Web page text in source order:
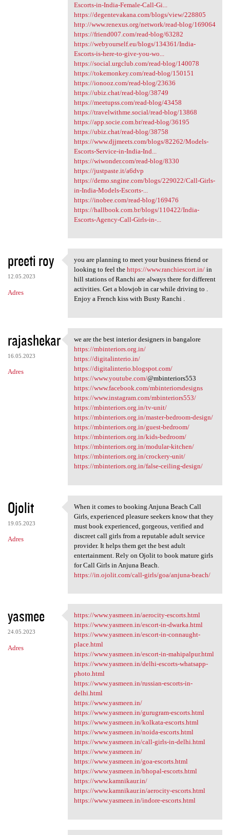
Escorts-in-India-Female-Call-Gi...
https://degentevakana.com/blogs/view/228805
http://www.renexus.org/network/read-blog/169064
https://friend007.com/read-blog/63282
https://webyourself.eu/blogs/134361/India-
Escorts-is-here-to-give-you-wo...
https://social.urgclub.com/read-blog/140078
https://tokemonkey.com/read-blog/150151
https://ionooz.com/read-blog/23636
https://ubiz.chat/read-blog/38749
https://meetupss.com/read-blog/43458
https://travelwithme.social/read-blog/13868
https://app.socie.com.br/read-blog/36195
https://ubiz.chat/read-blog/38758
https://www.djjmeets.com/blogs/82262/Models-
Escorts-Service-in-India-Ind...
https://wiwonder.com/read-blog/8330
https://justpaste.it/a6dvp
https://demo.sngine.com/blogs/229022/Call-Girls-
in-India-Models-Escorts-...
https://inobee.com/read-blog/169476
https://hallbook.com.br/blogs/110422/India-
Escorts-Agency-Call-Girls-in-...
preeti roy
12.05.2023
Adres
you are planning to meet your
you are planning to meet your business friend or
looking to feel the https://www.ranchiescort.in/in
hill stations of Ranchi are always there for different
activities. Get a blowjob in car while driving to .
Enjoy a French kiss with Busty Ranchi .
rajashekar
16.05.2023
Adres
we are the best interior
we are the best interior designers in bangalore
https://mbinteriors.org.in/
https://digitalinterio.in/
https://digitalinterio.blogspot.com/
https://www.youtube.com/@mbinteriors553
https://www.facebook.com/mbinteriorsdesigns
https://www.instagram.com/mbinteriors553/
https://mbinteriors.org.in/tv-unit/
https://mbinteriors.org.in/master-bedroom-design/
https://mbinteriors.org.in/guest-bedroom/
https://mbinteriors.org.in/kids-bedroom/
https://mbinteriors.org.in/modular-kitchen/
https://mbinteriors.org.in/crockery-unit/
https://mbinteriors.org.in/false-ceiling-design/
Ojolit
19.05.2023
Adres
When it comes to booking
When it comes to booking Anjuna Beach Call
Girls, experienced pleasure seekers know that they
must book experienced, gorgeous, verified and
discreet call girls from a reputable adult service
provider. It helps them get the best adult
entertainment. Rely on Ojolit to book mature girls
for Call Girls in Anjuna Beach.
https://in.ojolit.com/call-girls/goa/anjuna-beach/
yasmee
24.05.2023
Adres
https://www.yasmeen.in
https://www.yasmeen.in/aerocity-escorts.html
https://www.yasmeen.in/escort-in-dwarka.html
https://www.yasmeen.in/escort-in-connaught-
place.html
https://www.yasmeen.in/escort-in-mahipalpur.html
https://www.yasmeen.in/delhi-escorts-whatsapp-
photo.html
https://www.yasmeen.in/russian-escorts-in-
delhi.html
https://www.yasmeen.in/
https://www.yasmeen.in/gurugram-escorts.html
https://www.yasmeen.in/kolkata-escorts.html
https://www.yasmeen.in/noida-escorts.html
https://www.yasmeen.in/call-girls-in-delhi.html
https://www.yasmeen.in/
https://www.yasmeen.in/goa-escorts.html
https://www.yasmeen.in/bhopal-escorts.html
https://www.kamnikaur.in/
https://www.kamnikaur.in/aerocity-escorts.html
https://www.yasmeen.in/indore-escorts.html